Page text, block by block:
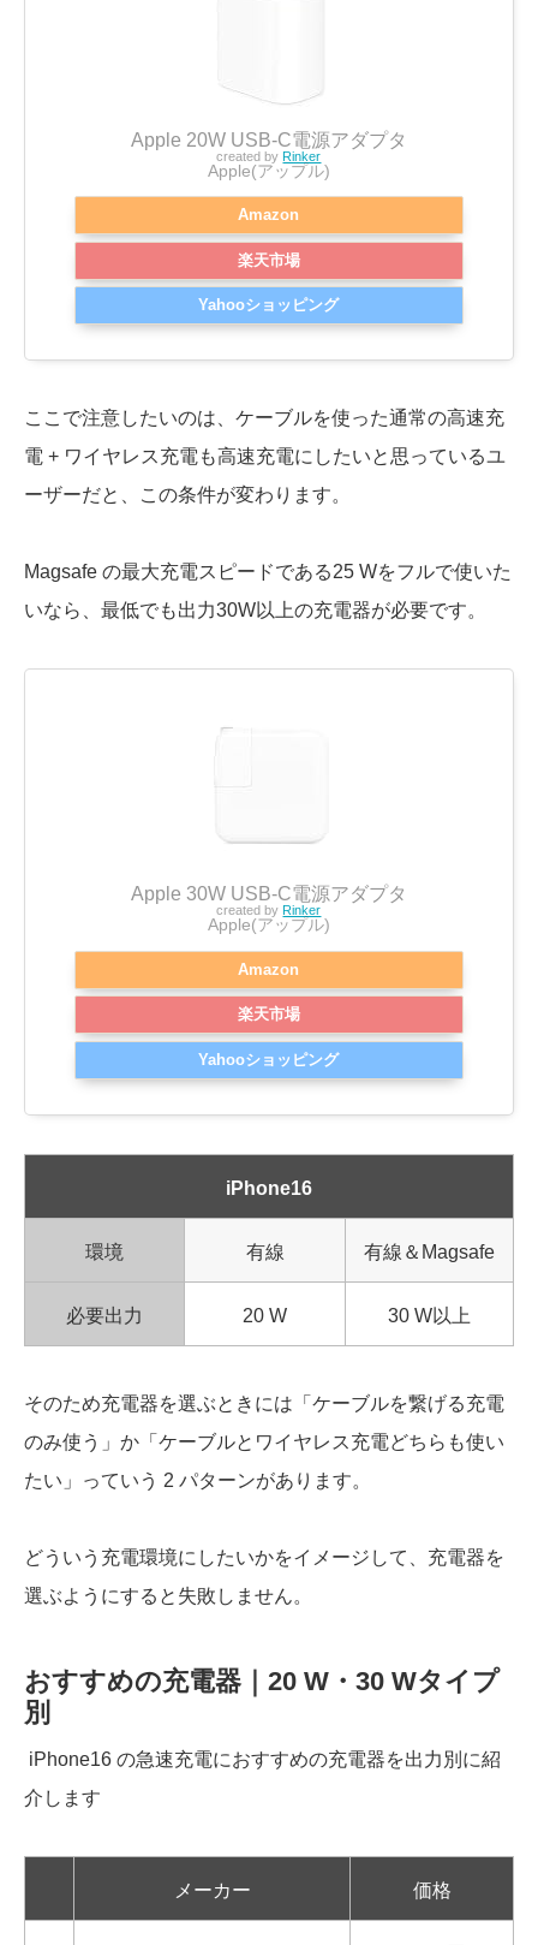
Apple 20W USB-C電源アダプタ
created byRinker
Apple(アップル)
Amazon
楽天市場
Yahooショッピング
ここで注意したいのは、ケーブルを使った通常の高速充
電 + ワイヤレス充電も高速充電にしたいと思っているユ
ーザーだと、
この条件が変わります。
Magsafe の最大充電スピードである25 Wをフルで使いた
いなら、最低でも出力30W以上の充電器が必要です。
Apple 30W USB-C電源アダプタ
created by Rinker
Apple(アップル)
Amazon
楽天市場
Yahooショッピング
iPhone16
環境 有線 有線＆Magsafe
必要出力 20 W 30 W以上
そのため充電器を選ぶときには「ケーブルを繋げる充電
のみ使う」か「ケーブルとワイヤレス充電どちらも使い
たい」っていう 2 パターンがあります。
どういう充電環境にしたいかをイメージして、充電器を
選ぶようにすると失敗しません。
おすすめの充電器｜20 W・30 Wタイプ
別
iPhone16 の急速充電におすすめの充電器を出力別に紹
介します
メーカー 価格